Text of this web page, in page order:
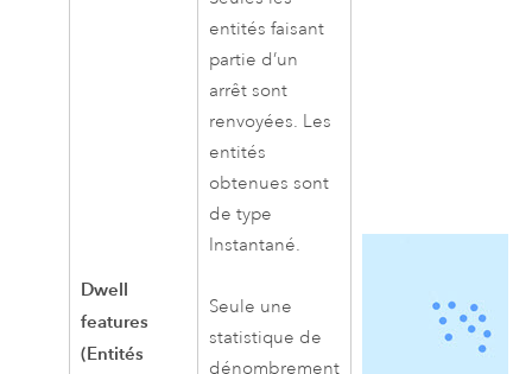
Dwell
features
(Entités
entités faisant
partie d’un
arrêt sont
renvoyées. Les
entités
obtenues sont
de type
Instantané.
Seule une
statistique de
dénombrement